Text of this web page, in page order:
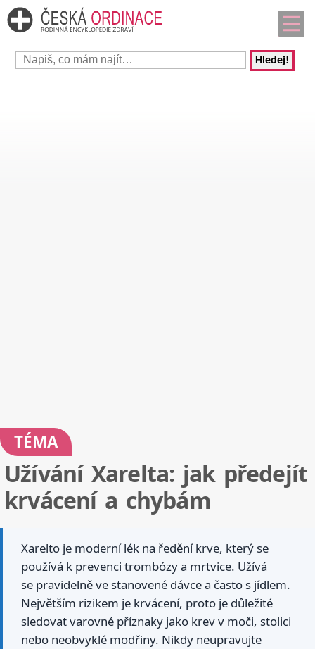
Hledej!
TÉMA
Užívání Xarelta: jak předejít
krvácení a chybám
Xarelto je moderní lék na ředění krve, který se
používá k prevenci trombózy a mrtvice. Užívá
se pravidelně ve stanovené dávce a často s jídlem.
Největším rizikem je krvácení, proto je důležité
sledovat varovné příznaky jako krev v moči, stolici
nebo neobvyklé modřiny. Nikdy neupravujte